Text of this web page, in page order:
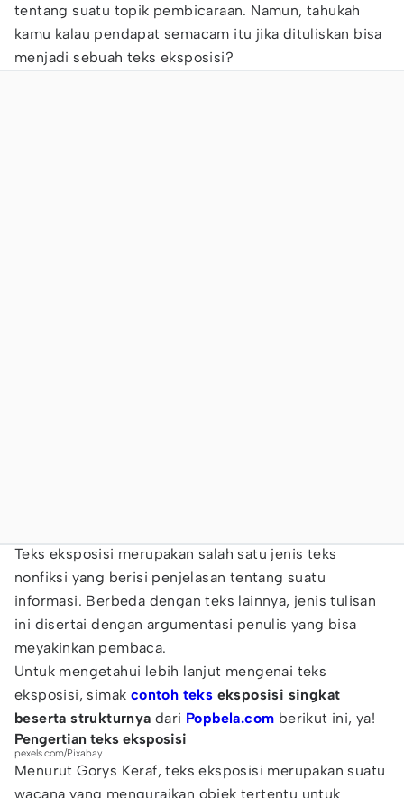
tentang suatu topik pembicaraan. Namun, tahukah
kamu kalau pendapat semacam itu jika dituliskan bisa
menjadi sebuah teks eksposisi?
Teks eksposisi merupakan salah satu jenis teks
nonfiksi yang berisi penjelasan tentang suatu
informasi. Berbeda dengan teks lainnya, jenis tulisan
ini disertai dengan argumentasi penulis yang bisa
meyakinkan pembaca.
Untuk mengetahui lebih lanjut mengenai teks
eksposisi, simak contoh teks eksposisi singkat
beserta strukturnya dari Popbela.com berikut ini, ya!
Pengertian teks eksposisi
pexels.com/Pixabay
Menurut Gorys Keraf, teks eksposisi merupakan suatu
wacana yang menguraikan objek tertentu untuk